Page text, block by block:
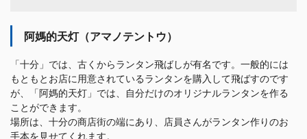
阿媽的天灯（アマノテントウ）
「十分」では、古くからランタン飛ばしが有名です。一般的には
もともとお店に用意されているランタンを購入して飛ばすのです
が、「阿媽的天灯」では、自分だけのオリジナルランタンを作る
ことができます。
場所は、十分の商店街の端にあり、店員さんがランタン作りのお
手本を見せてくれます。